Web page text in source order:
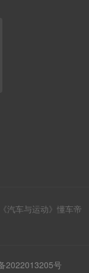
《汽车与运动》懂车帝
2022013205号